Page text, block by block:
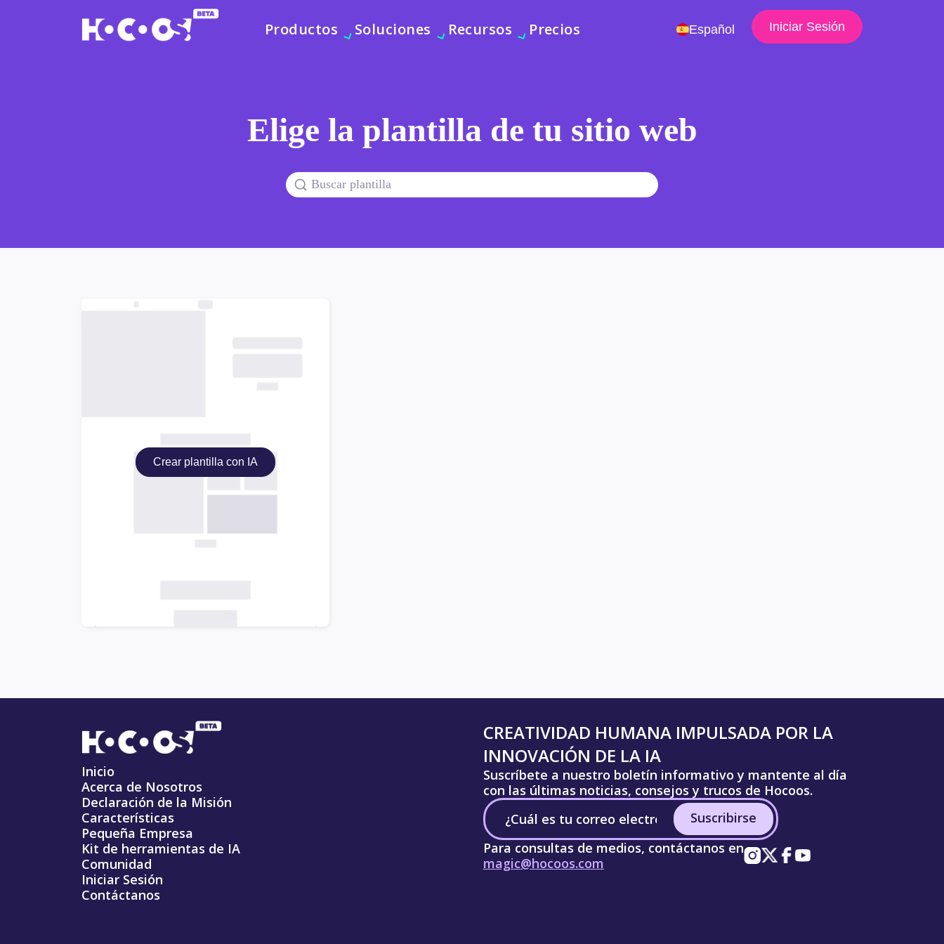
Productos Soluciones Recursos Precios Español Iniciar Sesión
Elige la plantilla de tu sitio web
Crear plantilla con IA
Inicio
Acerca de Nosotros
Declaración de la Misión
Características
Pequeña Empresa
Kit de herramientas de IA
Comunidad
Iniciar Sesión
Contáctanos
CREATIVIDAD HUMANA IMPULSADA POR LA
INNOVACIÓN DE LA IA
Suscríbete a nuestro boletín informativo y mantente al día
con las últimas noticias, consejos y trucos de Hocoos.
Suscribirse
Para consultas de medios, contáctanos en
magic@hocoos.com